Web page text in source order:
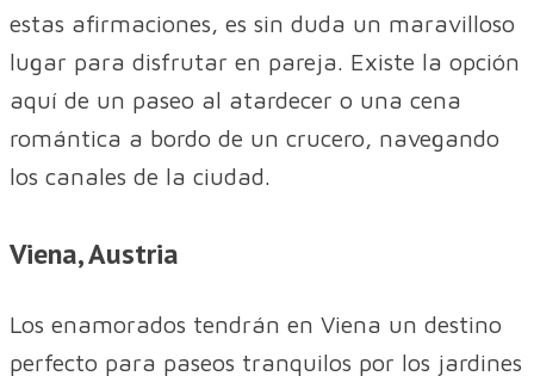
estas afirmaciones, es sin duda un maravilloso
lugar para disfrutar en pareja. Existe la opción
aquí de un paseo al atardecer o una cena
romántica a bordo de un crucero, navegando
los canales de la ciudad.
Viena, Austria
Los enamorados tendrán en Viena un destino
perfecto para paseos tranquilos por los jardines